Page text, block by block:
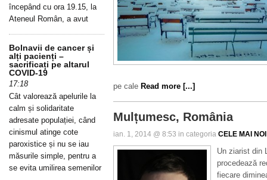
pe cale Read more [...]
Mulțumesc, România
ian. 1, 2014 @ 8:53 in categoria CELE MAI
Un ziarist din
procedează
fiecare
începând cu ora 19.15, la
Ateneul Român, a avut
Bolnavii de cancer și
alți pacienți –
sacrificați pe altarul
COVID-19
17:18
Cât valorează apelurile la
calm și solidaritate
adresate populației, când
cinismul atinge cote
paroxistice și nu se iau
măsurile simple, pentru a
se evita umilirea semenilor